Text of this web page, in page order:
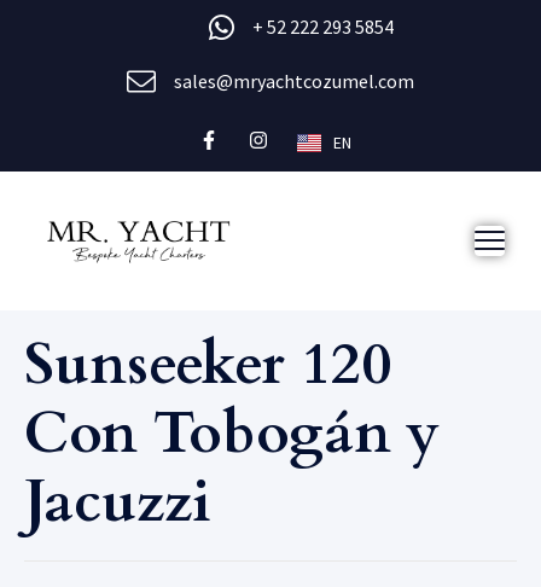
+ 52 222 293 5854
sales@mryachtcozumel.com
EN
Sunseeker 120
Con Tobogán y
Jacuzzi